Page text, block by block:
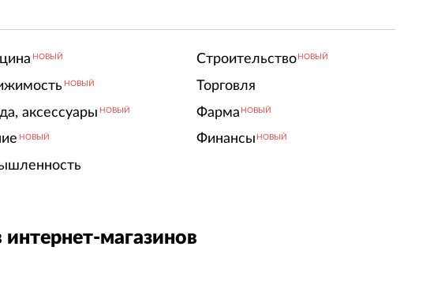
НОВЫЙ
НОВЫЙ
аксессуары НОВЫЙ
НОВЫЙ
Строительство НОВЫЙ
Торговля
Фарма НОВЫЙ
Финансы НОВЫЙ
магазинов